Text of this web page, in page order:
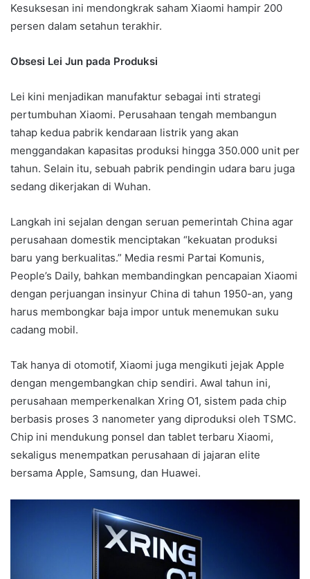
Kesuksesan ini mendongkrak saham Xiaomi hampir 200
persen dalam setahun terakhir.
Obsesi Lei Jun pada Produksi
Lei kini menjadikan manufaktur sebagai inti strategi
pertumbuhan Xiaomi. Perusahaan tengah membangun
tahap kedua pabrik kendaraan listrik yang akan
menggandakan kapasitas produksi hingga 350.000 unit per
tahun. Selain itu, sebuah pabrik pendingin udara baru juga
sedang dikerjakan di Wuhan.
Langkah ini sejalan dengan seruan pemerintah China agar
perusahaan domestik menciptakan “kekuatan produksi
baru yang berkualitas.” Media resmi Partai Komunis,
People’s Daily, bahkan membandingkan pencapaian Xiaomi
dengan perjuangan insinyur China di tahun 1950-an, yang
harus membongkar baja impor untuk menemukan suku
cadang mobil.
Tak hanya di otomotif, Xiaomi juga mengikuti jejak Apple
dengan mengembangkan chip sendiri. Awal tahun ini,
perusahaan memperkenalkan Xring O1, sistem pada chip
berbasis proses 3 nanometer yang diproduksi oleh TSMC.
Chip ini mendukung ponsel dan tablet terbaru Xiaomi,
sekaligus menempatkan perusahaan di jajaran elite
bersama Apple, Samsung, dan Huawei.